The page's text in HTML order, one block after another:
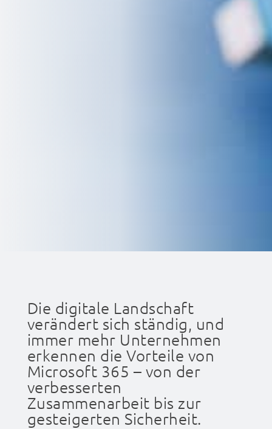
Die digitale Landschaft
verändert sich ständig, und
immer mehr Unternehmen
erkennen die Vorteile von
Microsoft 365 – von der
verbesserten
Zusammenarbeit bis zur
gesteigerten Sicherheit.